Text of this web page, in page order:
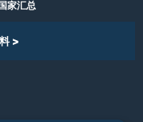
家汇总
>